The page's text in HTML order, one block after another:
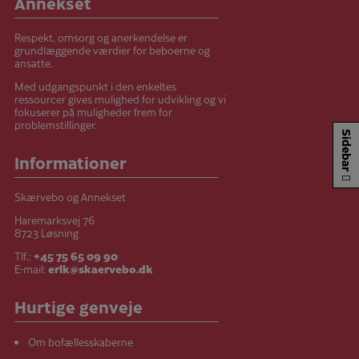
Sidebar
Respekt, omsorg og anerkendelse er
grundlæggende værdier for beboerne og
ansatte.
Med udgangspunkt i den enkeltes
ressourcer gives mulighed for udvikling og vi
fokuserer på muligheder frem for
problemstillinger.
Informationer
Skærvebo og Annekset
Haremarksvej 76
8723 Løsning
Tlf.: +45 75 65 09 90
E-mail: erik@skaervebo.dk
Hurtige genveje
Om bofællesskaberne